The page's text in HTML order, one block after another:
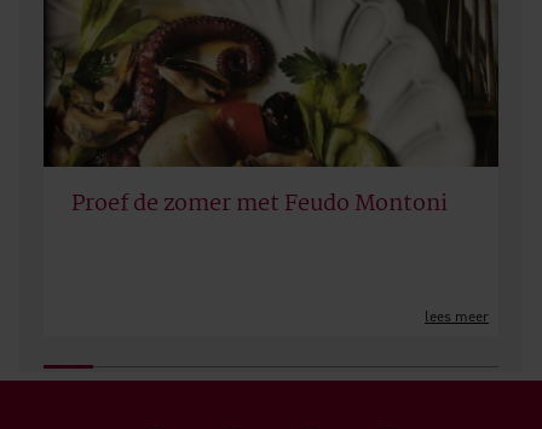
Proef de zomer met Feudo Montoni
lees meer